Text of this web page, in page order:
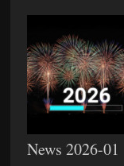
News 2026-01